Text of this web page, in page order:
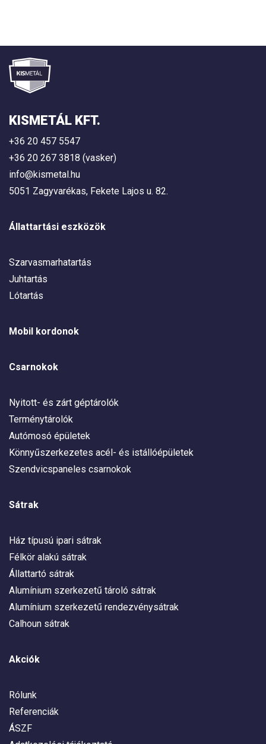
KISMETÁL KFT.
+36 20 457 5547
+36 20 267 3818 (vasker)
info@kismetal.hu
5051 Zagyvarékas, Fekete Lajos u. 82.
Állattartási eszközök
Szarvasmarhatartás
Juhtartás
Lótartás
Mobil kordonok
Csarnokok
Nyitott- és zárt géptárolók
Terménytárolók
Autómosó épületek
Könnyűszerkezetes acél- és istállóépületek
Szendvicspaneles csarnokok
Sátrak
Ház típusú ipari sátrak
Félkör alakú sátrak
Állattartó sátrak
Alumínium szerkezetű tároló sátrak
Alumínium szerkezetű rendezvénysátrak
Calhoun sátrak
Akciók
Rólunk
Referenciák
ÁSZF